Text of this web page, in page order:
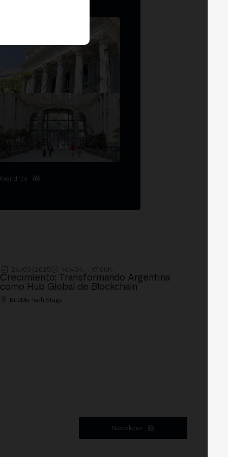
'26
Crecimiento: Transformando Argentina
como Hub Global de Blockchain
Bit2Me Tech Stage
Newsletter